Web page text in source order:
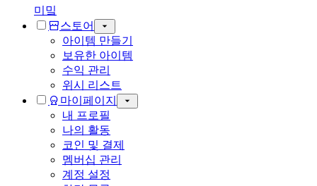
미밐
스토어
아이템 만들기
보유한 아이템
수익 관리
위시 리스트
마이페이지
내 프로필
나의 활동
코인 및 결제
멤버십 관리
계정 설정